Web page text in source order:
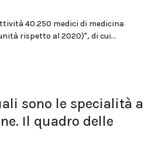
40.250 medici di medicina
rispetto al 2020)", di cui...
sono le specialità a
Il quadro delle